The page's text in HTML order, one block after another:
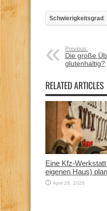
Schwierigkeitsgrad :
Previous:
Die große
glutenhaltig?
RELATED ARTICLES
Eine
eigenen Haus)
April 28, 2026